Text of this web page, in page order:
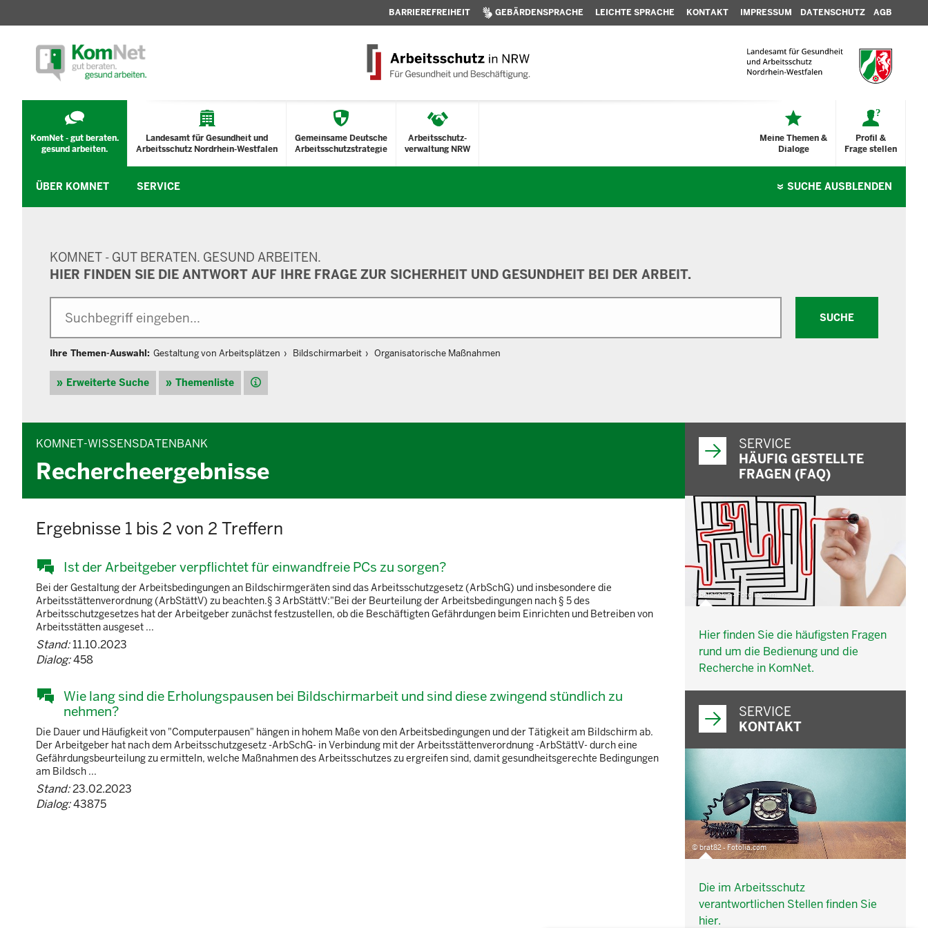
BARRIEREFREIHEIT GEBÄRDENSPRACHE LEICHTE SPRACHE KONTAKT IMPRESSUM DATENSCHUTZ AGB
KomNet - gut beraten.
gesund arbeiten.
Landesamt für Gesundheit und
Arbeitsschutz Nordrhein-Westfalen
Gemeinsame Deutsche
Arbeitsschutzstrategie
Arbeitsschutz-
verwaltung NRW
Profil &
Frage stellen
Meine Themen &
Dialoge
ÜBER KOMNET SERVICE SUCHE AUSBLENDEN
KOMNET - GUT BERATEN. GESUND ARBEITEN.
HIER FINDEN SIE DIE ANTWORT AUF IHRE FRAGE ZUR SICHERHEIT UND GESUNDHEIT BEI DER ARBEIT.
SUCHE
Ihre Themen-Auswahl: Gestaltung von Arbeitsplätzen Bildschirmarbeit Organisatorische Maßnahmen
Erweiterte Suche Themenliste Hilfe
KOMNET-WISSENSDATENBANK
Rechercheergebnisse
Ergebnisse 1 bis 2 von 2 Treffern
Ist der Arbeitgeber verpflichtet für einwandfreie PCs zu sorgen?
Bei der Gestaltung der Arbeitsbedingungen an Bildschirmgeräten sind das Arbeitsschutzgesetz (ArbSchG) und insbesondere die
Arbeitsstättenverordnung (ArbStättV) zu beachten.§ 3 ArbStättV:"Bei der Beurteilung der Arbeitsbedingungen nach § 5 des
Arbeitsschutzgesetzes hat der Arbeitgeber zunächst festzustellen, ob die Beschäftigten Gefährdungen beim Einrichten und Betreiben von
Arbeitsstätten ausgeset ...
Stand:11.10.2023
Dialog:458
Wie lang sind die Erholungspausen bei Bildschirmarbeit und sind diese zwingend stündlich zu
nehmen?
Die Dauer und Häufigkeit von "Computerpausen" hängen in hohem Maße von den Arbeitsbedingungen und der Tätigkeit am Bildschirm ab.
Der Arbeitgeber hat nach dem Arbeitsschutzgesetz -ArbSchG- in Verbindung mit der Arbeitsstättenverordnung -ArbStättV- durch eine
Gefährdungsbeurteilung zu ermitteln, welche Maßnahmen des Arbeitsschutzes zu ergreifen sind, damit gesundheitsgerechte Bedingungen
am Bildsch ...
Stand:23.02.2023
Dialog:43875
SERVICE
HÄUFIG GESTELLTE
FRAGEN (FAQ)
© belekekin - Fotolia.com
Hier finden Sie die häufigsten Fragen
rund um die Bedienung und die
Recherche in KomNet.
SERVICE
KONTAKT
© brat82 - Fotolia.com
Die im Arbeitsschutz
verantwortlichen Stellen finden Sie
hier.